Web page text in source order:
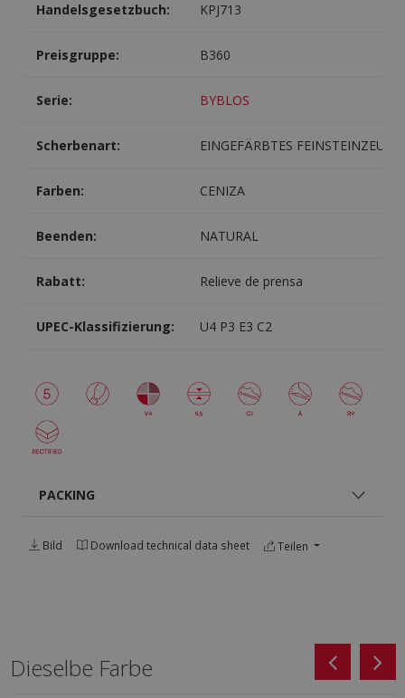
Handelsgesetzbuch: KPJ713
Preisgruppe: B360
Serie: BYBLOS
Scherbenart: EINGEFÄRBTES FEINSTEINZEUG
Farben: CENIZA
Beenden: NATURAL
Rabatt: Relieve de prensa
UPEC-Klassifizierung: U4 P3 E3 C2
PACKING
Bild Download technical data sheet Teilen
Dieselbe Farbe